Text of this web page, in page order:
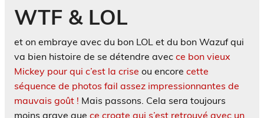
WTF & LOL
et on embraye avec du bon LOL et du bon Wazuf qui
va bien histoire de se détendre avec ce bon vieux
Mickey pour qui c’est la crise ou encore cette
séquence de photos fail assez impressionnantes de
mauvais goût ! Mais passons. Cela sera toujours
moins grave que ce croate qui s’est retrouvé avec un